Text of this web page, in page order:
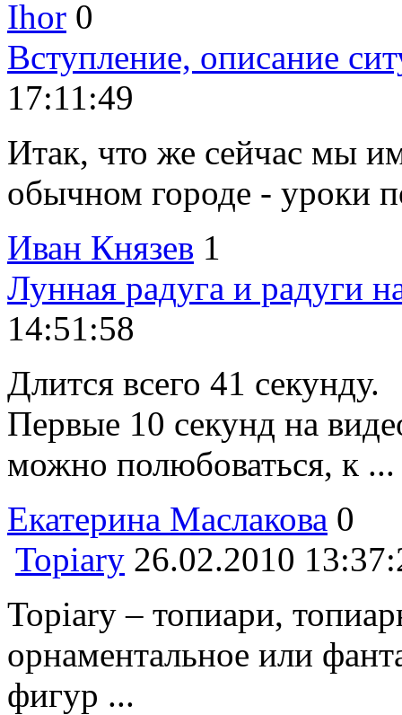
Ihor 0
Вступление, описание
17:11:49
Итак, что же сейчас мы
обычном городе - уроки
Иван Князев 1
Лунная радуга и радуги
14:51:58
Длится всего 41 секунду.
Первые 10 секунд на
можно полюбоваться, к ...
Екатерина Маслакова 0
Topiary 26.02.2010
Topiary – топиари,
орнаментальное или
фигур ...